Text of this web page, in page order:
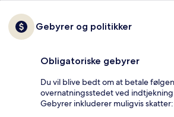
Gebyrer og politikker
Obligatoriske gebyrer
Du vil blive bedt om at betale
overnatningsstedet ved
Gebyrer inkluderer muligvis skatter: